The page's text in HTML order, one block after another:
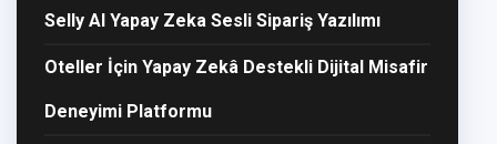
Selly AI Yapay Zeka Sesli Sipariş Yazılımı
Oteller İçin Yapay Zekâ Destekli Dijital Misafir
Deneyimi Platformu